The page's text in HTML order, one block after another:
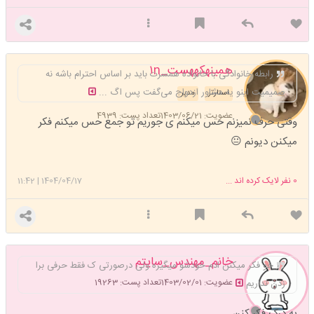
همینهکههست_۱n
مدیر استارتر
عضویت: 1403/06/21 تعداد پست: 4939
رابطه خانوادگی با خانواده همسرت باید بر اساس احترام باشه نه
صمیمیت اینو یه مشاور ازدواج می‌گفت پس اگ ...
وقتی حرف نمیزنم حس میکنم ی جوریم تو جمع حس میکنم فکر
میکنن دیونم 😐
1404/04/17
|
11:42 0 نفر لایک کرده اند ...
خانم_مهندس_سایتم
عضویت: 1403/02/01 تعداد پست: 19263
خو فکر میکنن ادم خودشو میگیره ولی درصورتی ک فقط حرفی برا
زدن نداریم